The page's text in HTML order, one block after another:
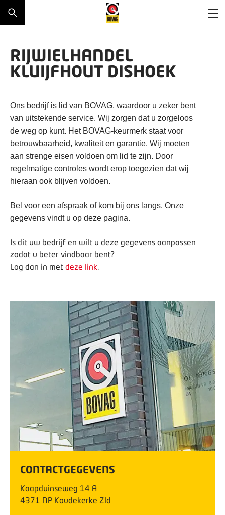
RIJWIELHANDEL
KLUIJFHOUT DISHOEK
Ons bedrijf is lid van BOVAG, waardoor u zeker bent
van uitstekende service. Wij zorgen dat u zorgeloos
de weg op kunt. Het BOVAG-keurmerk staat voor
betrouwbaarheid, kwaliteit en garantie. Wij moeten
aan strenge eisen voldoen om lid te zijn. Door
regelmatige controles wordt erop toegezien dat wij
hieraan ook blijven voldoen.
Bel voor een afspraak of kom bij ons langs. Onze
gegevens vindt u op deze pagina.
Is dit uw bedrijf en wilt u deze gegevens aanpassen
zodat u beter vindbaar bent?
Log dan in met deze link.
CONTACTGEGEVENS
Kaapduinseweg 14 A
4371 NP Koudekerke Zld